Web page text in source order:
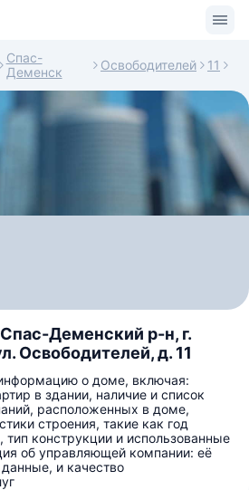
Спас-
Деменск
Освободителей 11
Деменский р-н, г.
Освободителей, д. 11
о доме, включая:
в здании, наличие и список
расположенных в доме,
строения, такие как год
тип конструкции и использованные
об управляющей компании: её
и качество